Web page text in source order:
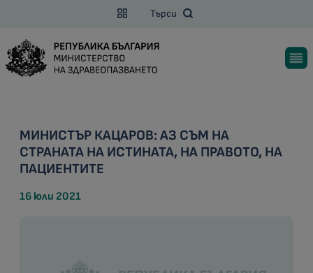
Търси
МИНИСТЪР КАЦАРОВ: АЗ СЪМ НА
СТРАНАТА НА ИСТИНАТА, НА ПРАВОТО, НА
ПАЦИЕНТИТЕ
16 юли 2021